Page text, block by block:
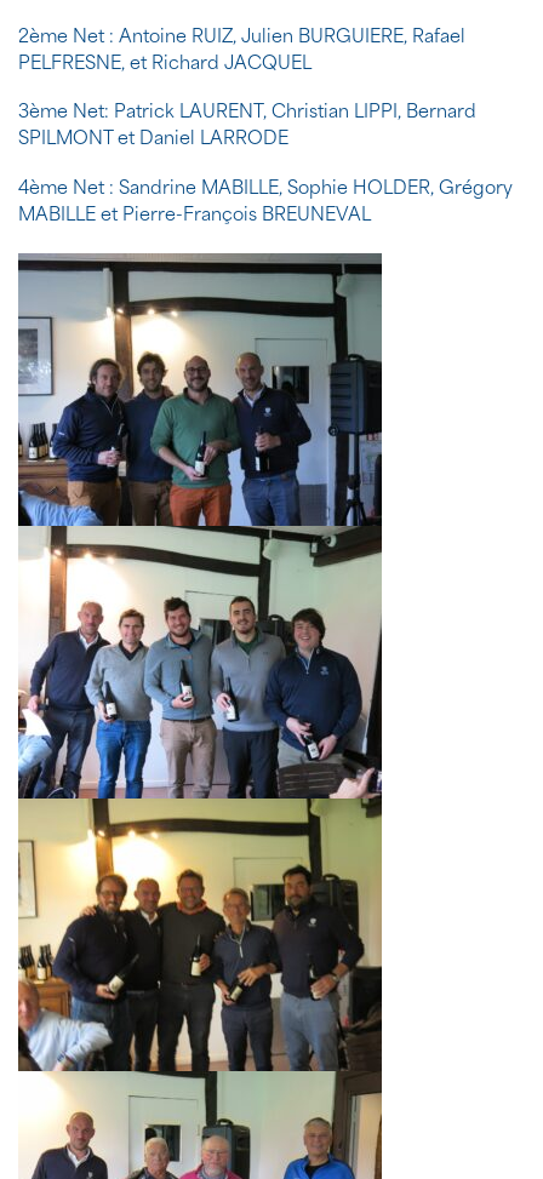
2ème Net : Antoine RUIZ, Julien BURGUIERE, Rafael
PELFRESNE, et Richard JACQUEL
3ème Net: Patrick LAURENT, Christian LIPPI, Bernard
SPILMONT et Daniel LARRODE
4ème Net : Sandrine MABILLE, Sophie HOLDER, Grégory
MABILLE et Pierre-François BREUNEVAL